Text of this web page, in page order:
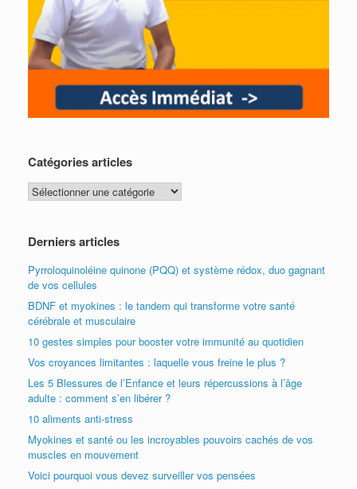
Catégories articles
Catégories
articles
Derniers articles
Pyrroloquinoléine quinone (PQQ) et système rédox, duo gagnant
de vos cellules
BDNF et myokines : le tandem qui transforme votre santé
cérébrale et musculaire
10 gestes simples pour booster votre immunité au quotidien
Vos croyances limitantes : laquelle vous freine le plus ?
Les 5 Blessures de l’Enfance et leurs répercussions à l’âge
adulte : comment s’en libérer ?
10 aliments anti-stress
Myokines et santé ou les incroyables pouvoirs cachés de vos
muscles en mouvement
Voici pourquoi vous devez surveiller vos pensées